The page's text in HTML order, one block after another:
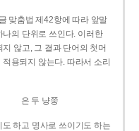
맞춤법 제42항에 따라 앞말
의 단위로 쓰인다. 이러한
않고, 그 결과 단어의 첫머
적용되지 않는다. 따라서 소리
은 두 냥쭝
도 하고 명사로 쓰이기도 하는